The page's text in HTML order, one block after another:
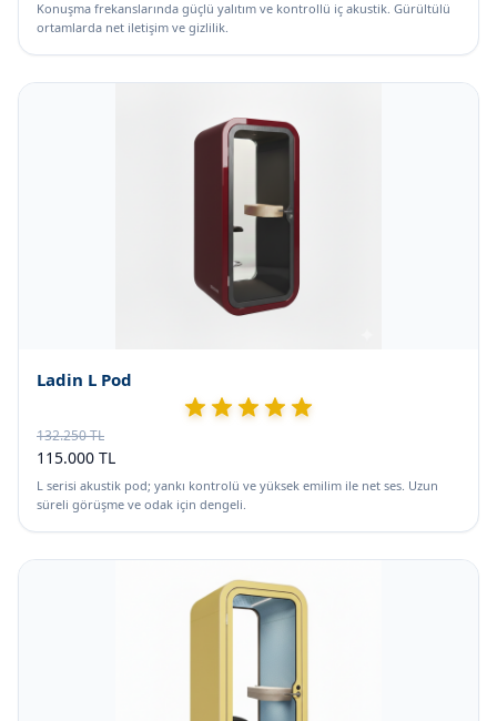
Konuşma frekanslarında güçlü yalıtım ve kontrollü iç akustik. Gürültülü
ortamlarda net iletişim ve gizlilik.
Ladin L Pod
132.250 TL
115.000 TL
L serisi akustik pod; yankı kontrolü ve yüksek emilim ile net ses. Uzun
süreli görüşme ve odak için dengeli.